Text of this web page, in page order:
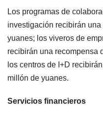
Los programas de
investigación recibirán
yuanes; los viveros de
recibirán una recompensa
los centros de I+D
millón de yuanes.
Servicios financieros